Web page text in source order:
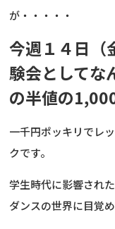
が・・・・・
今週１４日（
験会としてな
の半値の
一千円ポッキリでレ
クです。
学生時代に影響され
ダンスの世界に目覚め